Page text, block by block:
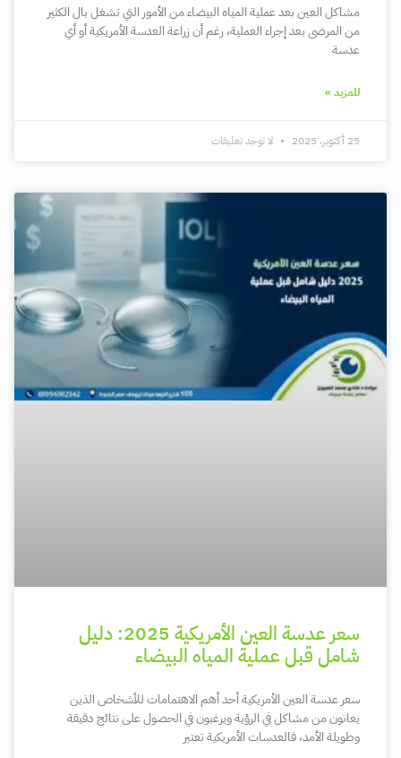
مشاكل العين بعد عملية المياه البيضاء من الأمور التي تشغل بال الكثير
من المرضى بعد إجراء العملية، رغم أن زراعة العدسة الأمريكية أو أي
عدسة
للمزيد »
25 أكتوبر، 2025 لا توجد تعليقات
سعر عدسة العين الأمريكية 2025: دليل
شامل قبل عملية المياه البيضاء
سعر عدسة العين الأمريكية أحد أهم الاهتمامات للأشخاص الذين
يعانون من مشاكل في الرؤية ويرغبون في الحصول على نتائج دقيقة
وطويلة الأمد، فالعدسات الأمريكية تعتبر